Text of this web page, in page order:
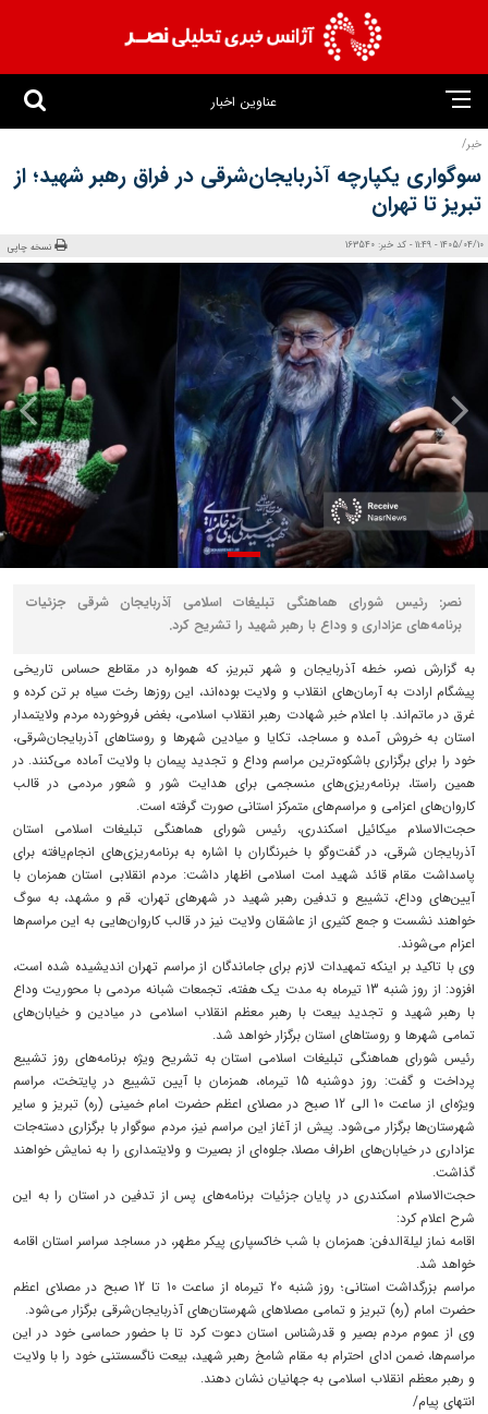
عناوین اخبار
خبر/
سوگواری یکپارچه آذربایجان‌شرقی در فراق رهبر شهید؛ از
تبریز تا تهران
1405/04/10 - 11:49 - کد خبر: 163540 نسخه چاپی
نصر: رئیس شورای هماهنگی تبلیغات اسلامی آذربایجان‌ شرقی جزئیات
برنامه‌های عزاداری و وداع با رهبر شهید را تشریح کرد.
به گزارش نصر، خطه آذربایجان و شهر تبریز، که همواره در مقاطع حساس تاریخی
پیشگام ارادت به آرمان‌های انقلاب و ولایت بوده‌اند، این روزها رخت سیاه بر تن کرده و
غرق در ماتم‌اند. با اعلام خبر شهادت رهبر انقلاب اسلامی، بغض فروخورده مردم ولایتمدار
استان به خروش آمده و مساجد، تکایا و میادین شهرها و روستاهای آذربایجان‌شرقی،
خود را برای برگزاری باشکوه‌ترین مراسم وداع و تجدید پیمان با ولایت آماده می‌کنند. در
همین راستا، برنامه‌ریزی‌های منسجمی برای هدایت شور و شعور مردمی در قالب
کاروان‌های اعزامی و مراسم‌های متمرکز استانی صورت گرفته است.
حجت‌الاسلام میکائیل اسکندری، رئیس شورای هماهنگی تبلیغات اسلامی استان
آذربایجان شرقی، در گفت‌وگو با خبرنگاران با اشاره به برنامه‌ریزی‌های انجام‌یافته برای
پاسداشت مقام قائد شهید امت اسلامی اظهار داشت: مردم انقلابی استان همزمان با
آیین‌های وداع، تشییع و تدفین رهبر شهید در شهرهای تهران، قم و مشهد، به سوگ
خواهند نشست و جمع کثیری از عاشقان ولایت نیز در قالب کاروان‌هایی به این مراسم‌ها
اعزام می‌شوند.
وی با تاکید بر اینکه تمهیدات لازم برای جاماندگان از مراسم تهران اندیشیده شده است،
افزود: از روز شنبه 13 تیرماه به مدت یک هفته، تجمعات شبانه مردمی با محوریت وداع
با رهبر شهید و تجدید بیعت با رهبر معظم انقلاب اسلامی در میادین و خیابان‌های
تمامی شهرها و روستاهای استان برگزار خواهد شد.
رئیس شورای هماهنگی تبلیغات اسلامی استان به تشریح ویژه برنامه‌های روز تشییع
پرداخت و گفت: روز دوشنبه 15 تیرماه، همزمان با آیین تشییع در پایتخت، مراسم
ویژه‌ای از ساعت 10 الی 12 صبح در مصلای اعظم حضرت امام خمینی (ره) تبریز و سایر
شهرستان‌ها برگزار می‌شود. پیش از آغاز این مراسم نیز، مردم سوگوار با برگزاری دسته‌جات
عزاداری در خیابان‌های اطراف مصلا، جلوه‌ای از بصیرت و ولایتمداری را به نمایش خواهند
گذاشت.
حجت‌الاسلام اسکندری در پایان جزئیات برنامه‌های پس از تدفین در استان را به این
شرح اعلام کرد:
اقامه نماز لیلة‌الدفن: همزمان با شب خاکسپاری پیکر مطهر، در مساجد سراسر استان اقامه
خواهد شد.
مراسم بزرگداشت استانی؛ روز شنبه 20 تیرماه از ساعت 10 تا 12 صبح در مصلای اعظم
حضرت امام (ره) تبریز و تمامی مصلاهای شهرستان‌های آذربایجان‌شرقی برگزار می‌شود.
وی از عموم مردم بصیر و قدرشناس استان دعوت کرد تا با حضور حماسی خود در این
مراسم‌ها، ضمن ادای احترام به مقام شامخ رهبر شهید، بیعت ناگسستنی خود را با ولایت
و رهبر معظم انقلاب اسلامی به جهانیان نشان دهند.
انتهای پیام/